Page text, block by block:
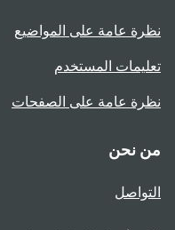
عامة على المواضيع
المستخدم
عامة على الصفحات
نحن